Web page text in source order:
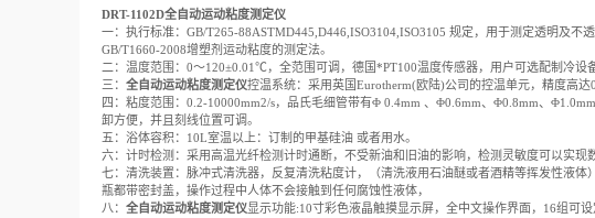
DRT-1102D全自动运动粘度测定仪
一：执行标准：GB/T265-88ASTMD445,D446,ISO3104,ISO3105 规定，用于测定透明及
GB/T1660-2008增塑剂运动粘度的测定法。
二：温度范围：0～120±0.01℃，全范围可调，德国*PT100温度传感器，用户可选配制冷设
三： 全自动运动粘度测定仪控温系统：采用英国Eurotherm(欧陆)公司的控温单元，精度高
四：粘度范围：0.2-10000mm2/s，品氏毛细管带有Φ 0.4mm 、Φ0.6mm、Φ0.8mm、
卸方便，并且刻线位置可调。
五：浴体容积：10L室温以上：订制的甲基硅油 或者用水。
六：计时检测：采用高温光纤检测计时通断，不受新油和旧油的影响，检测灵敏度可以实
七：清洗装置：脉冲式清洗器，反复清洗粘度计，（清洗液用石油醚或者酒精等挥发性液
瓶都带密封盖，操作过程中人体不会接触到任何腐蚀性液体，
八： 全自动运动粘度测定仪显示功能:10寸彩色液晶触摸显示屏，全中文操作界面，16组可